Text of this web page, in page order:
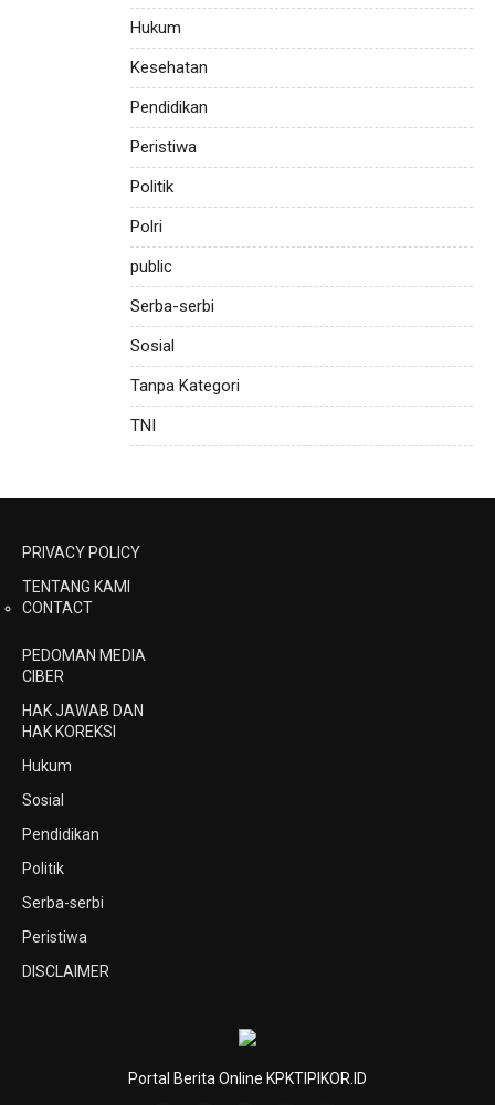
Hukum
Kesehatan
Pendidikan
Peristiwa
Politik
Polri
public
Serba-serbi
Sosial
Tanpa Kategori
TNI
PRIVACY POLICY
TENTANG KAMI
CONTACT
PEDOMAN MEDIA
CIBER
HAK JAWAB DAN
HAK KOREKSI
Hukum
Sosial
Pendidikan
Politik
Serba-serbi
Peristiwa
DISCLAIMER
Portal Berita Online KPKTIPIKOR.ID